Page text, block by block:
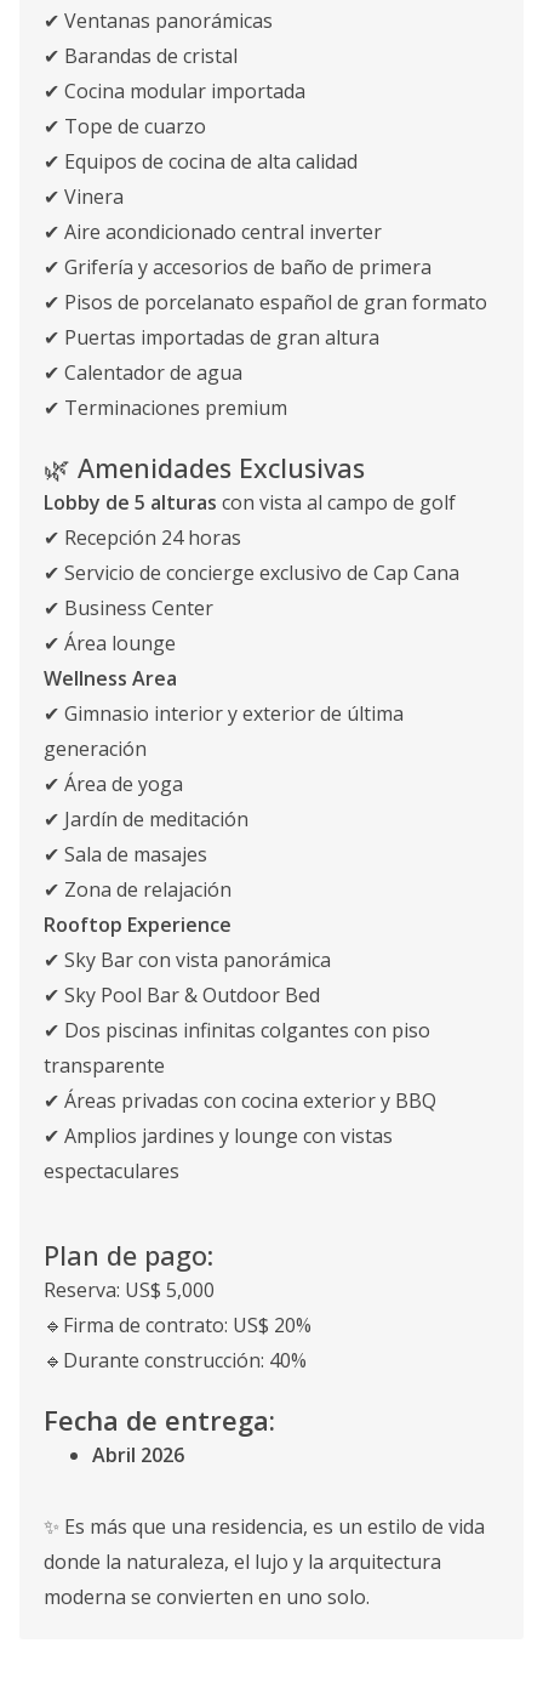
✔ Ventanas panorámicas
✔ Barandas de cristal
✔ Cocina modular importada
✔ Tope de cuarzo
✔ Equipos de cocina de alta calidad
✔ Vinera
✔ Aire acondicionado central inverter
✔ Grifería y accesorios de baño de primera
✔ Pisos de porcelanato español de gran formato
✔ Puertas importadas de gran altura
✔ Calentador de agua
✔ Terminaciones premium
🌿 Amenidades Exclusivas
Lobby de 5 alturas con vista al campo de golf
✔ Recepción 24 horas
✔ Servicio de concierge exclusivo de Cap Cana
✔ Business Center
✔ Área lounge
Wellness Area
✔ Gimnasio interior y exterior de última
generación
✔ Área de yoga
✔ Jardín de meditación
✔ Sala de masajes
✔ Zona de relajación
Rooftop Experience
✔ Sky Bar con vista panorámica
✔ Sky Pool Bar & Outdoor Bed
✔ Dos piscinas infinitas colgantes con piso
transparente
✔ Áreas privadas con cocina exterior y BBQ
✔ Amplios jardines y lounge con vistas
espectaculares
Plan de pago:
Reserva: US$ 5,000
🔹Firma de contrato: US$ 20%
🔹Durante construcción: 40%
Fecha de entrega:
Abril 2026
✨ Es más que una residencia, es un estilo de vida
donde la naturaleza, el lujo y la arquitectura
moderna se convierten en uno solo.